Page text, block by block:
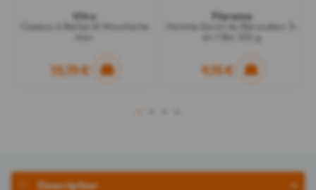
Vitry
Ciseaux à Barbe et Moustache
13,75 €
Florame
Homme Savon du Baroudeur 5-
9,15 €
1
Description